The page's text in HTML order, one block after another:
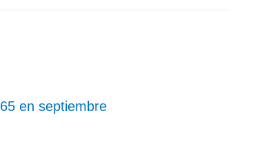
en septiembre